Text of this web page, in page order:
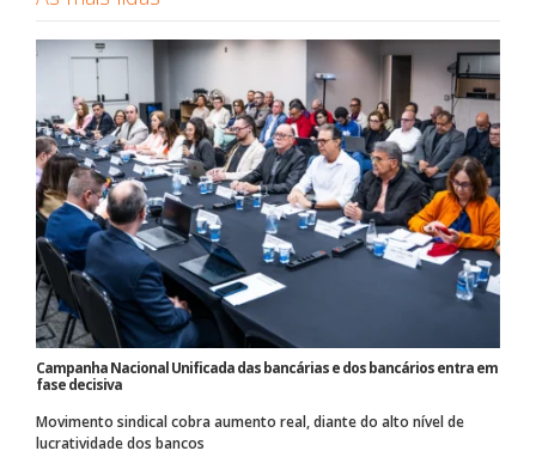
Campanha Nacional Unificada das bancárias e dos bancários entra em
fase decisiva
Movimento sindical cobra aumento real, diante do alto nível de
lucratividade dos bancos